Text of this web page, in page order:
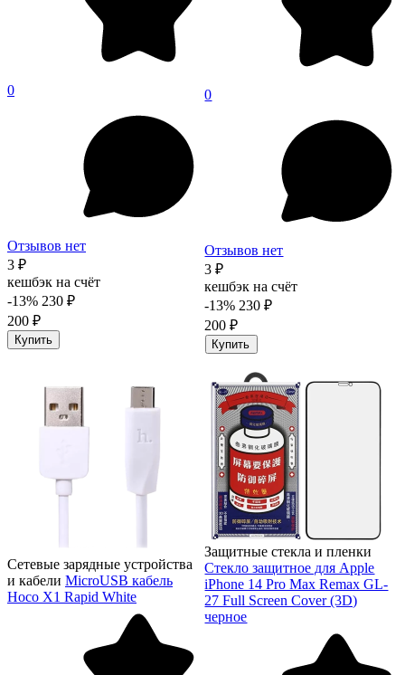
0
Отзывов нет
3 ₽
кешбэк на счёт
-13% 230 ₽
200 ₽
Купить
0
Отзывов нет
3 ₽
кешбэк на счёт
-13% 230 ₽
200 ₽
Купить
Сетевые зарядные устройства
и кабели MicroUSB кабель
Hoco X1 Rapid White
Защитные стекла и пленки
Стекло защитное для Apple
iPhone 14 Pro Max Remax GL-
27 Full Screen Cover (3D)
черное